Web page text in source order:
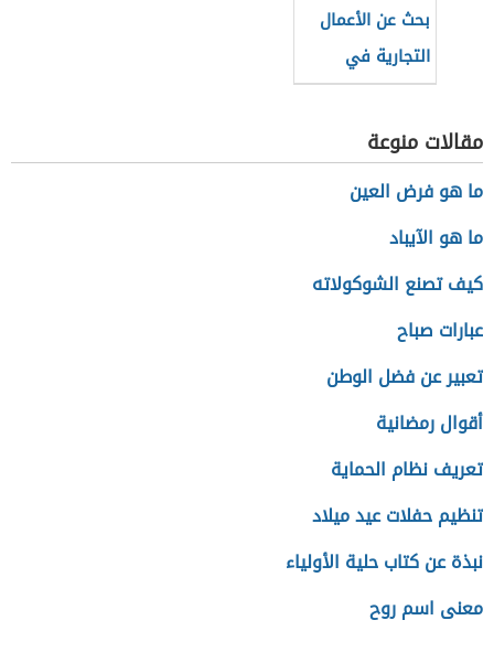
بحث عن الأعمال
التجارية في
القانون التجاري
مقالات منوعة
ما هو فرض العين
ما هو الآيباد
كيف تصنع الشوكولاته
عبارات صباح
تعبير عن فضل الوطن
أقوال رمضانية
تعريف نظام الحماية
تنظيم حفلات عيد ميلاد
نبذة عن كتاب حلية الأولياء
معنى اسم روح